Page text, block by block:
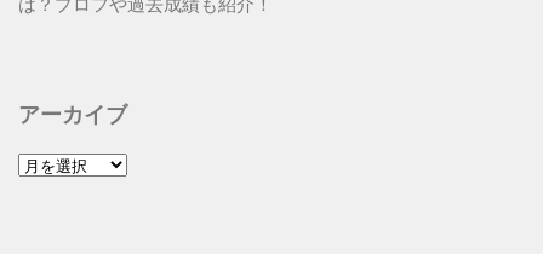
は？プロフや過去成績も紹介！
アーカイブ
ア